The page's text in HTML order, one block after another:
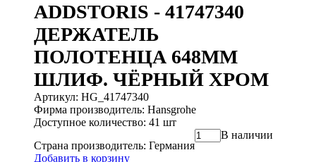
ADDSTORIS - 41747340
ДЕРЖАТЕЛЬ
ПОЛОТЕНЦА 648MM
ШЛИФ. ЧЁРНЫЙ ХРОМ
Артикул: HG_41747340
Фирма производитель: Hansgrohe
Доступное количество: 41 шт
Страна производитель: Германия
В наличии
Добавить в корзину